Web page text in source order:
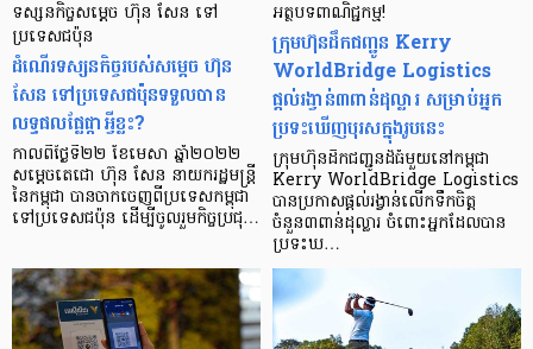
ទស្សនកិច្ចសម្ដេច ហ៊ុន សែន ទៅ
ប្រទេសជប៉ុន
ដំណើរទស្សនកិច្ចរបស់សម្ដេច ហ៊ុន
សែន ទៅប្រទេសជប៉ុនទទួលបាន
លទ្ធផលផ្លែផ្កាអ្វីខ្លះ?
កាលពីថ្ងៃទី២២ ខែមេសា ឆ្នាំ២០២២
សម្ដេចតេជោ ហ៊ុន សែន នាយករដ្ឋមន្ត្រី
នៃកម្ពុជា បានចាកចេញពីប្រទេសកម្ពុជា
ទៅប្រទេសជប៉ុន ដើម្បីចូលរួមកិច្ចប្រជុ…
អត្ថបទពាណិជ្ជកម្ម!
ក្រុមហ៊ុនដឹកជញ្ជូន Kerry
WorldBridge Logistics
ផ្ដល់រង្វាន់៣ពាន់ដុល្លារ សម្រាប់អ្នក
ប្រទះឃើញបុរសក្នុងរូបនេះ
ក្រុមហ៊ុនដឹកជញ្ជូនដ៏ធំមួយនៅកម្ពុជា
Kerry WorldBridge Logistics
បានប្រកាសផ្ដល់រង្វាន់លើកទឹកចិត្ត
ចំនួន៣ពាន់ដុល្លារ ចំពោះអ្នកដែលបាន
ប្រទះឃ…